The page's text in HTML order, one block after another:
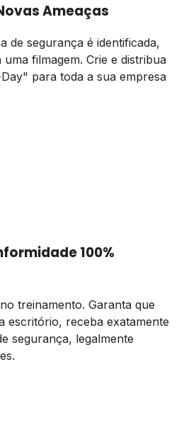
Ameaças
de segurança é identificada,
filmagem. Crie e distribua
para toda a sua empresa
100%
treinamento. Garanta que
escritório, receba exatamente
segurança, legalmente